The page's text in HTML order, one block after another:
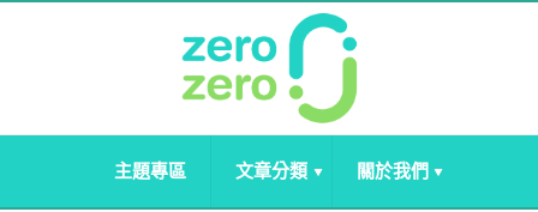
主題專區 文章分類 關於我們